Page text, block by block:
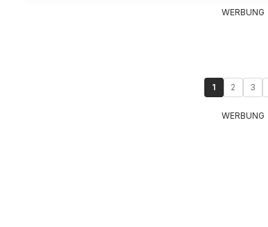
WERBUNG
1 2 3
WERBUNG